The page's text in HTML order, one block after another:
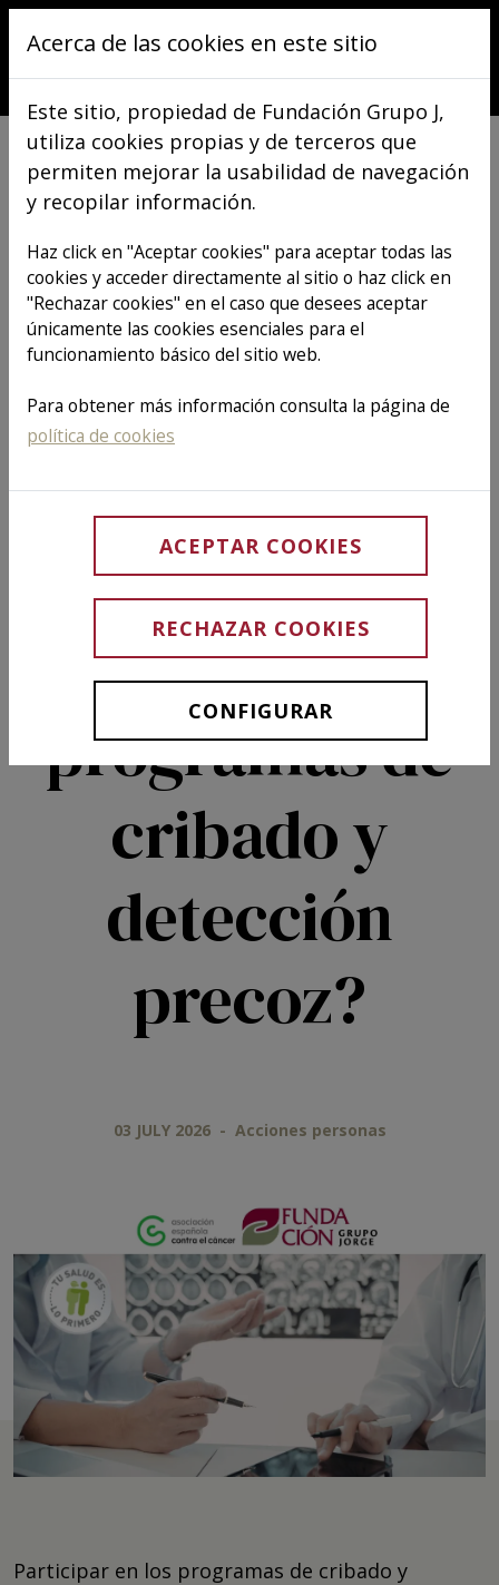
Pasar al contenido principal
VER TODOS LOS ARTÍCULOS
Tu Salud es lo
Primero: ¿Por
qué es tan
importante
participar en
programas de
cribado y
detección
precoz?
03 JULY 2026 - Acciones personas
Participar en los programas de cribado y
Acerca de las cookies en este sitio
Este sitio, propiedad de Fundación Grupo J,
utiliza cookies propias y de terceros que
permiten mejorar la usabilidad de navegación
y recopilar información.
Haz click en "Aceptar cookies" para aceptar todas las
cookies y acceder directamente al sitio o haz click en
"Rechazar cookies" en el caso que desees aceptar
únicamente las cookies esenciales para el
funcionamiento básico del sitio web.
Para obtener más información consulta la página de
política de cookies
ACEPTAR COOKIES
RECHAZAR COOKIES
CONFIGURAR